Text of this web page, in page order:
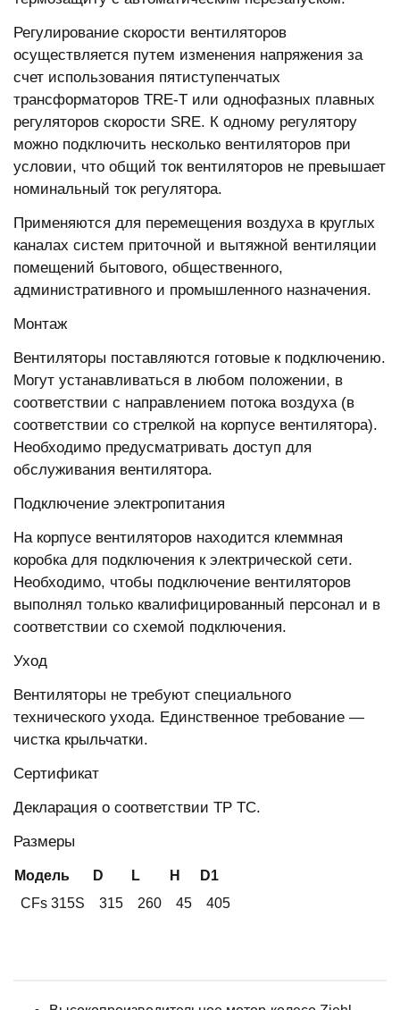
Регулирование скорости вентиляторов
осуществляется путем изменения напряжения за
счет использования пятиступенчатых
трансформаторов TRE-T или однофазных плавных
регуляторов скорости SRE. К одному регулятору
можно подключить несколько вентиляторов при
условии, что общий ток вентиляторов не превышает
номинальный ток регулятора.
Применяются для перемещения воздуха в круглых
каналах систем приточной и вытяжной вентиляции
помещений бытового, общественного,
административного и промышленного назначения.
Монтаж
Вентиляторы поставляются готовые к подключению.
Могут устанавливаться в любом положении, в
соответствии с направлением потока воздуха (в
соответствии со стрелкой на корпусе вентилятора).
Необходимо предусматривать доступ для
обслуживания вентилятора.
Подключение электропитания
На корпусе вентиляторов находится клеммная
коробка для подключения к электрической сети.
Необходимо, чтобы подключение вентиляторов
выполнял только квалифицированный персонал и в
соответствии со схемой подключения.
Уход
Вентиляторы не требуют специального
технического ухода. Единственное требование —
чистка крыльчатки.
Сертификат
Декларация о соответствии ТР ТС.
Размеры
Модель D L H
D1
CFs 315S
315 260 45 405